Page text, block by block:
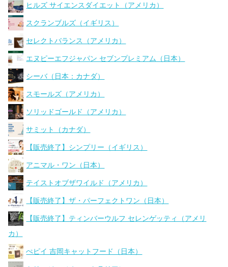
ヒルズ サイエンスダイエット（アメリカ）
スクランブルズ（イギリス）
セレクトバランス（アメリカ）
エヌピーエフジャパン セブンプレミアム（日本）
シーバ（日本：カナダ）
スモールズ（アメリカ）
ソリッドゴールド（アメリカ）
サミット（カナダ）
【販売終了】シンプリー（イギリス）
アニマル・ワン（日本）
テイストオブザワイルド（アメリカ）
【販売終了】ザ・パーフェクトワン（日本）
【販売終了】ティンバーウルフ セレンゲッティ（アメリ
カ）
ぺピイ 吉岡キャットフード（日本）